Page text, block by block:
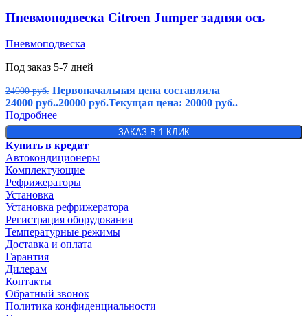
Пневмоподвеска Citroen Jumper задняя ось
Пневмоподвеска
Под заказ 5-7 дней
24000руб. Первоначальная цена составляла
24000 руб..20000 руб.Текущая цена: 20000 руб..
Подробнее
ЗАКАЗ В 1 КЛИК
Купить в кредит
Автокондиционеры
Комплектующие
Рефрижераторы
Установка
Установка рефрижератора
Регистрация оборудования
Температурные режимы
Доставка и оплата
Гарантия
Дилерам
Контакты
Обратный звонок
Политика конфиденциальности